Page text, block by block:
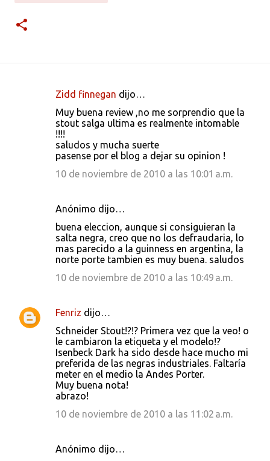
Zidd finnegan dijo…
Muy buena review ,no me sorprendio que la
stout salga ultima es realmente intomable
!!!!
saludos y mucha suerte
pasense por el blog a dejar su opinion !
10 de noviembre de 2010 a las 10:01 a.m.
Anónimo dijo…
buena eleccion, aunque si consiguieran la
salta negra, creo que no los defraudaria, lo
mas parecido a la guinness en argentina, la
norte porte tambien es muy buena. saludos
10 de noviembre de 2010 a las 10:49 a.m.
Fenriz dijo…
Schneider Stout!?!? Primera vez que la veo! o
le cambiaron la etiqueta y el modelo!?
Isenbeck Dark ha sido desde hace mucho mi
preferida de las negras industriales. Faltaría
meter en el medio la Andes Porter.
Muy buena nota!
abrazo!
10 de noviembre de 2010 a las 11:02 a.m.
Anónimo dijo…